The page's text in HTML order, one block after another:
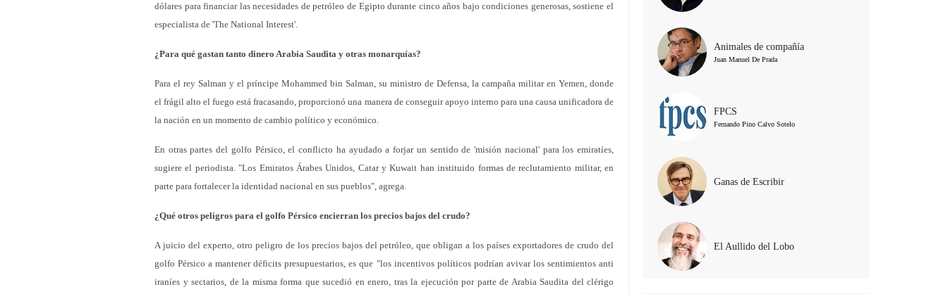
dólares para financiar las necesidades de petróleo de Egipto durante cinco años bajo condiciones generosas, sostiene el
especialista de 'The National Interest'.
¿Para qué gastan tanto dinero Arabia Saudita y otras monarquías?
Para el rey Salman y el príncipe Mohammed bin Salman, su ministro de Defensa, la campaña militar en Yemen, donde
el frágil alto el fuego está fracasando, proporcionó una manera de conseguir apoyo interno para una causa unificadora de
la nación en un momento de cambio político y económico.
En otras partes del golfo Pérsico, el conflicto ha ayudado a forjar un sentido de 'misión nacional' para los emiratíes,
sugiere el periodista. "Los Emiratos Árabes Unidos, Catar y Kuwait han instituido formas de reclutamiento militar, en
parte para fortalecer la identidad nacional en sus pueblos", agrega.
¿Qué otros peligros para el golfo Pérsico encierran los precios bajos del crudo?
A juicio del experto, otro peligro de los precios bajos del petróleo, que obligan a los países exportadores de crudo del
golfo Pérsico a mantener déficits presupuestarios, es que "los incentivos políticos podrían avivar los sentimientos anti
iraníes y sectarios, de la misma forma que sucedió en enero, tras la ejecución por parte de Arabia Saudita del clérigo
Animales de compañía
Juan Manuel De Prada
FPCS
Fernando Pino Calvo Sotelo
Ganas de Escribir
El Aullido del Lobo